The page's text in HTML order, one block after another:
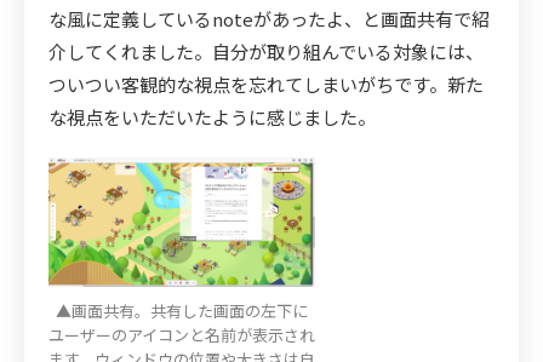
な風に定義しているnoteがあったよ、と画面共有で紹
介してくれました。自分が取り組んでいる対象には、
ついつい客観的な視点を忘れてしまいがちです。新た
な視点をいただいたように感じました。
▲画面共有。共有した画面の左下に
ユーザーのアイコンと名前が表示され